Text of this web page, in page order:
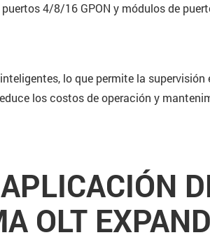
4/8/16 GPON y módulos de
lo que permite la
los costos de operación y
OLT